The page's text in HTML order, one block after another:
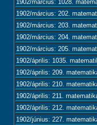
1902/március: 1028.
1902/március: 202.
1902/március: 203.
1902/március: 204.
1902/március: 205.
1902/április: 1035.
1902/április: 209.
1902/április: 210.
1902/április: 211.
1902/április: 212.
1902/június: 227.